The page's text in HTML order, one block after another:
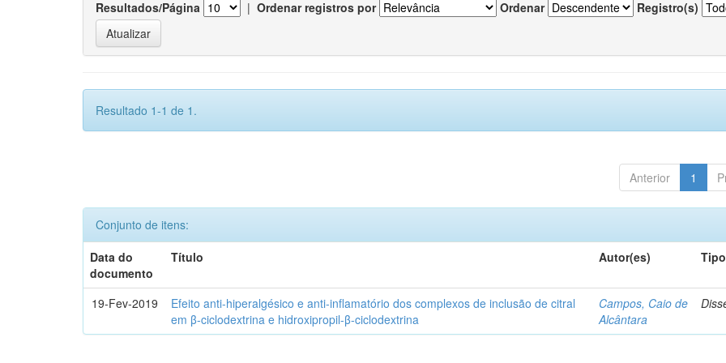
Resultados/Página | Ordenar registros por Ordenar Registro(s)
Resultado 1-1 de 1.
Anterior 1
Conjunto de itens:
Data do
documento
Título Autor(es) Tipo
19-Fev-2019
Efeito anti-hiperalgésico e anti-inflamatório dos complexos de inclusão de citral
em β-ciclodextrina e hidroxipropil-β-ciclodextrina
Campos, Caio de
Alcântara